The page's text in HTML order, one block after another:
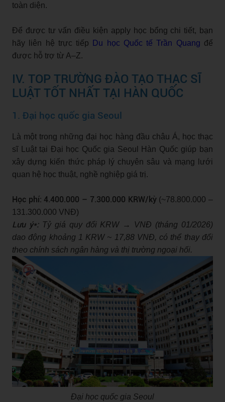
toàn diện.
Để được tư vấn điều kiện apply học bổng chi tiết, bạn
hãy liên hệ trực tiếp
Du học Quốc tế Trần Quang để
được hỗ trợ từ A–Z.
IV. TOP TRƯỜNG ĐÀO TẠO THẠC SĨ
LUẬT TỐT NHẤT TẠI HÀN QUỐC
1. Đại học quốc gia Seoul
Là một trong những đại học hàng đầu châu Á, học thạc
sĩ Luật tại Đại học Quốc gia Seoul Hàn Quốc giúp bạn
xây dựng kiến thức pháp lý chuyên sâu và mạng lưới
quan hệ học thuật, nghề nghiệp giá trị.
Học phí: 4.400.000 – 7.300.000 KRW/kỳ(~78.800.000 –
131.300.000 VNĐ)
Lưu ý*:Tỷ giá quy đổi KRW → VNĐ (tháng 01/2026)
dao động khoảng 1 KRW ~ 17,88 VNĐ, có thể thay đổi
theo chính sách ngân hàng và thị trường ngoại hối.
Đại học quốc gia Seoul